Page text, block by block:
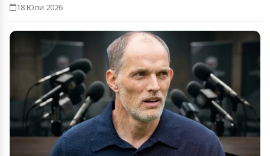
18 Юли 2026